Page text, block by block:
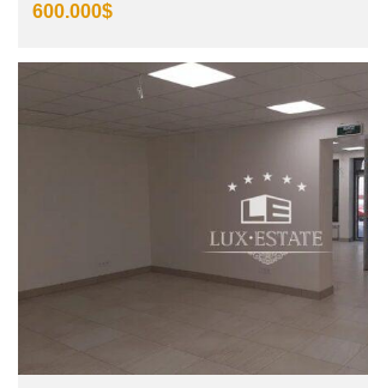
600.000$